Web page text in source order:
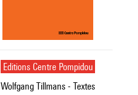
Editions Centre Pompidou
Wolfgang Tillmans - Textes